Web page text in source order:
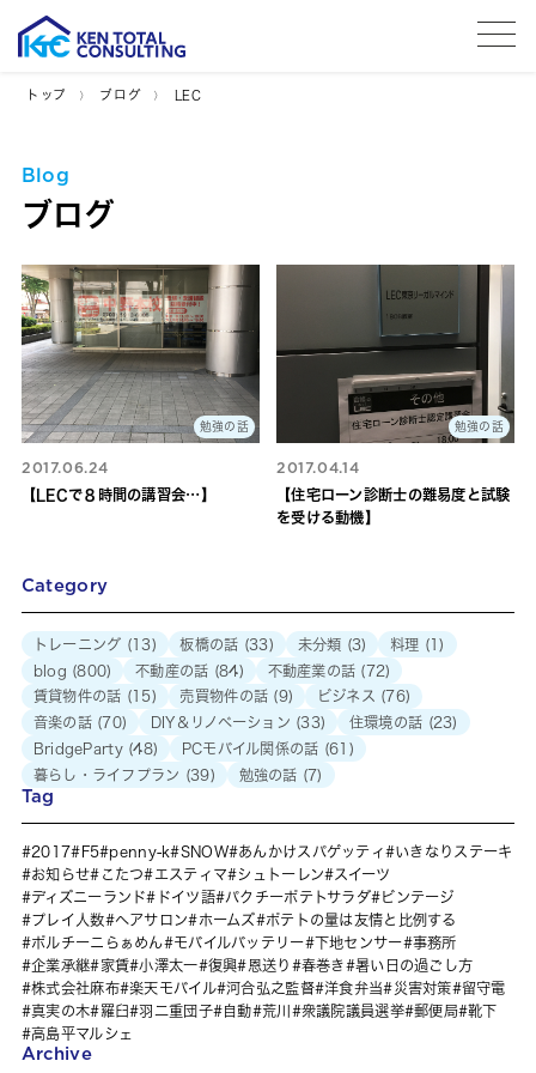
トップ ブログ LEC
Blog
ブログ
勉強の話
2017.06.24
【LECで８時間の講習会…】
勉強の話
2017.04.14
【住宅ローン診断士の難易度と試験
を受ける動機】
Category
トレーニング (13) 板橋の話 (33) 未分類 (3) 料理 (1)
blog (800) 不動産の話 (84) 不動産業の話 (72)
賃貸物件の話 (15) 売買物件の話 (9) ビジネス (76)
音楽の話(70) DIY＆リノベーション (33) 住環境の話 (23)
BridgeParty(48) PCモバイル関係の話 (61)
暮らし・ライフプラン (39) 勉強の話 (7)
Tag
2017 F5 penny-k SNOW あんかけスパゲッティ
いきなりステーキ
お知らせ
こたつ エスティマ シュトーレン
スイーツ
ディズニーランド
ドイツ語 パクチーポテトサラダ
ビンテージ
プレイ人数
ヘアサロン ホームズ
ポテトの量は友情と比例する
ポルチーニらぁめん
モバイルバッテリー 下地センサー
事務所
企業承継
家賃 小澤太一 復興 恩送り 春巻き
暑い日の過ごし方
株式会社麻布
楽天モバイル 河合弘之監督 洋食弁当 災害対策
留守電
真実の木
羅臼 羽二重団子 自動 荒川 衆議院議員選挙 郵便局
靴下
高島平マルシェ
Archive